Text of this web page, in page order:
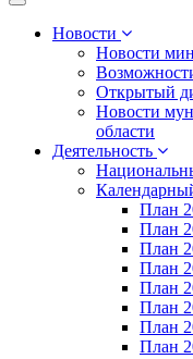
Toggle
navigationНовости
Новости
Открытый
Новости
области
Деятельность
План
План
План
План
План
План
План
План